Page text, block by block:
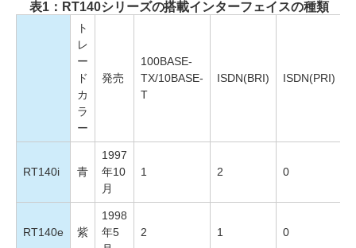
表1：RT140シリーズの搭載インターフェイスの種類
ト
レ
ー
ド
カ
ラ
ー
発売
100BASE-
TX/10BASE-
T
ISDN(BRI) ISDN(PRI)
RT140i 青
1997
年10
月
1 2 0
RT140e 紫
1998
年5
2 1 0